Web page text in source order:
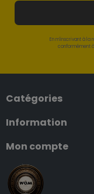
En m'inscrivant à
conformément
Catégories
Information
Mon compte